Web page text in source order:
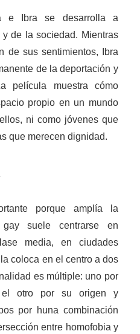
e Ibra se desarrolla a
de la sociedad. Mientras
de sus sentimientos, Ibra
de la deportación y
película muestra cómo
propio en un mundo
ni como jóvenes que
que merecen dignidad.
porque amplía la
suele centrarse en
media, en ciudades
coloca en el centro a dos
es múltiple: uno por
el otro por su origen y
por huna combinación
entre homofobia y